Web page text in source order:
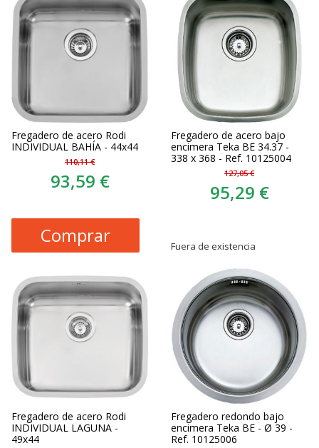
Fregadero de acero Rodi
INDIVIDUAL BAHÍA - 44x44
110,11 €
93,59 €
Comprar
Fregadero de acero bajo
encimera Teka BE 34.37 -
338 x 368 - Ref. 10125004
127,05 €
95,29 €
Fuera de existencia
Fregadero de acero Rodi
INDIVIDUAL LAGUNA -
49x44
Fregadero redondo bajo
encimera Teka BE - Ø 39 -
Ref. 10125006